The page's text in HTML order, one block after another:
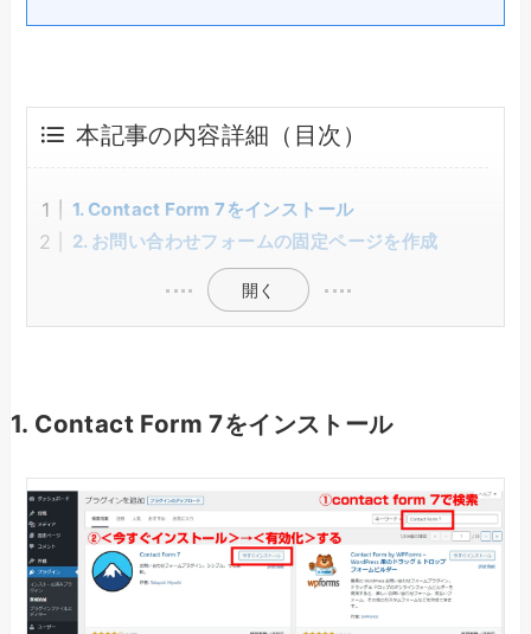
本記事の内容詳細（目次）
1. Contact Form 7をインストール
2. お問い合わせフォームの固定ページを作成
開く
1. Contact Form 7をインストール